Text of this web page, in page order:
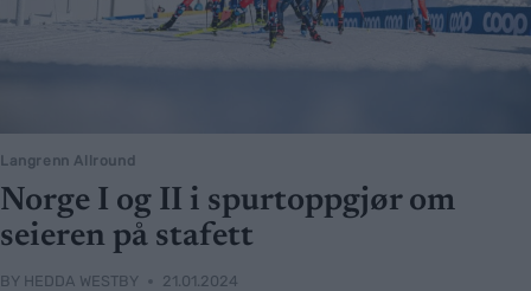
Langrenn Allround
Norge I og II i spurtoppgjør om
seieren på stafett
BY HEDDA WESTBY 21.01.2024